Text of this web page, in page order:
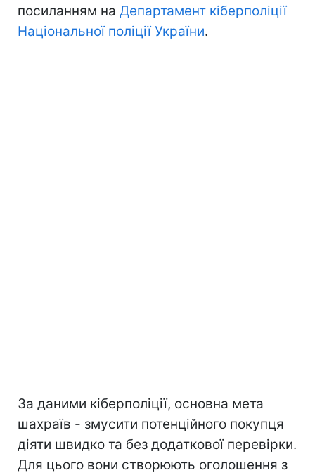
посиланням на Департамент кіберполіції
Національної поліції України.
За даними кіберполіції, основна мета
шахраїв - змусити потенційного покупця
діяти швидко та без додаткової перевірки.
Для цього вони створюють оголошення з